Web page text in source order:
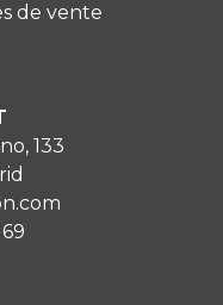
de vente
133